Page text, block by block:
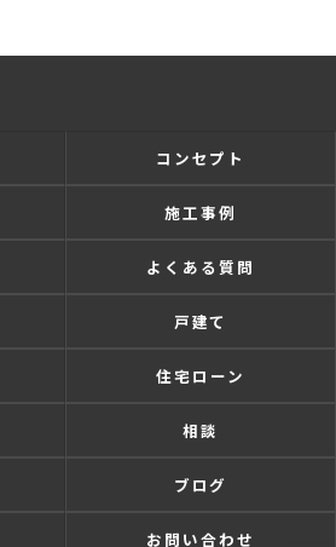
コンセプト
施工事例
よくある質問
戸建て
住宅ローン
相談
ブログ
お問い合わせ